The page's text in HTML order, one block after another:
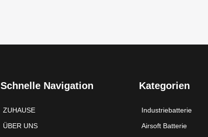
Schnelle Navigation
ZUHAUSE
ÜBER UNS
Kategorien
Industriebatterie
Airsoft Batterie